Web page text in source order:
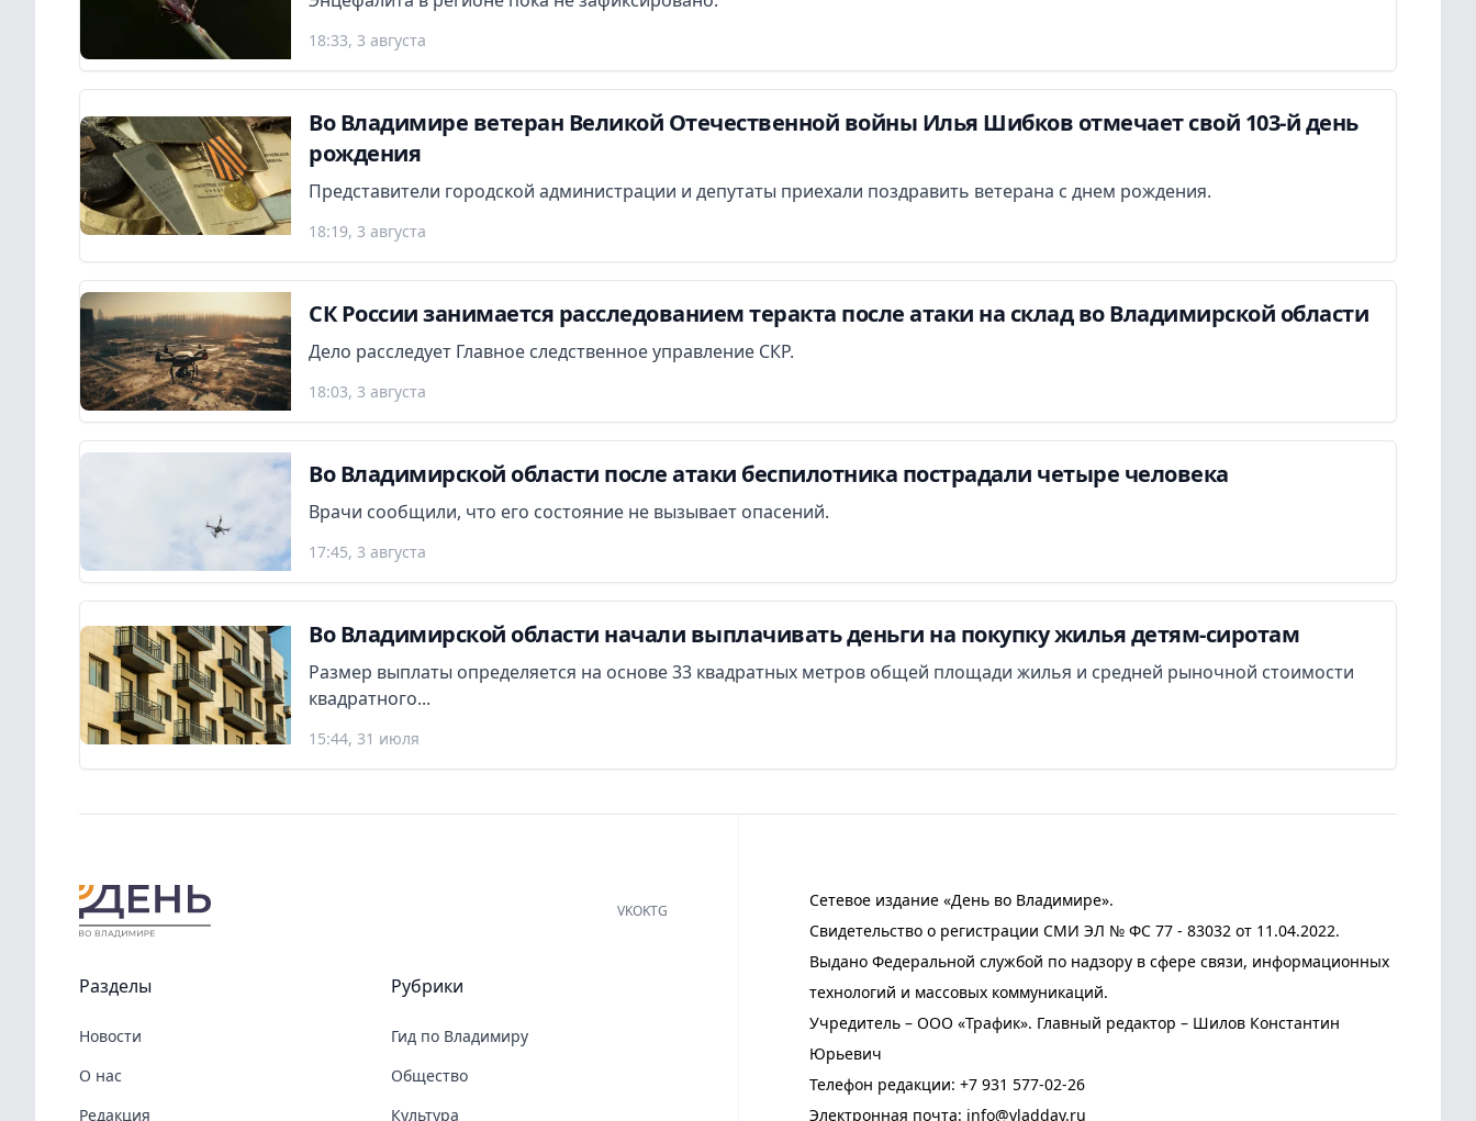
18:33, 3 августа
Во Владимире ветеран Великой Отечественной войны Илья Шибков отмечает свой 103-й день
рождения
Представители городской администрации и депутаты приехали поздравить ветерана с днем рождения.
18:19, 3 августа
СК России занимается расследованием теракта после атаки на склад во Владимирской области
Дело расследует Главное следственное управление СКР.
18:03, 3 августа
Во Владимирской области после атаки беспилотника пострадали четыре человека
Врачи сообщили, что его состояние не вызывает опасений.
17:45, 3 августа
Во Владимирской области начали выплачивать деньги на покупку жилья детям-сиротам
Размер выплаты определяется на основе 33 квадратных метров общей площади жилья и средней рыночной стоимости
квадратного...
15:44, 31 июля
Сетевое издание «День во Владимире».
Свидетельство о регистрации СМИ ЭЛ № ФС 77 - 83032 от 11.04.2022.
Выдано Федеральной службой по надзору в сфере связи, информационных
технологий и массовых коммуникаций.
Учредитель – ООО «Трафик». Главный редактор – Шилов Константин
Юрьевич
Телефон редакции: +7 931 577-02-26
Электронная почта: info@vladday.ru
VKOKTG
Разделы
Новости
О нас
Редакция
Рубрики
Гид по Владимиру
Общество
Культура